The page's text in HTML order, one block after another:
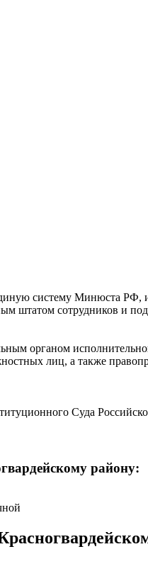
систему Минюста РФ,
штатом сотрудников и
органом
лиц, а также
Суда
по делам,
международными
району: